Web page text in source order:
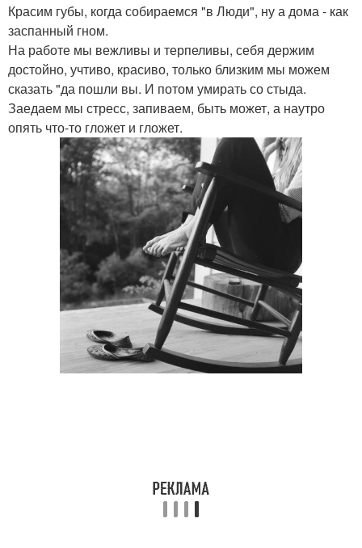
Красим губы, когда собираемся "в Люди", ну а дома - как
заспанный гном.
На работе мы вежливы и терпеливы, себя держим
достойно, учтиво, красиво, только близким мы можем
сказать "да пошли вы. И потом умирать со стыда.
Заедаем мы стресс, запиваем, быть может, а наутро
опять что-то гложет и гложет.